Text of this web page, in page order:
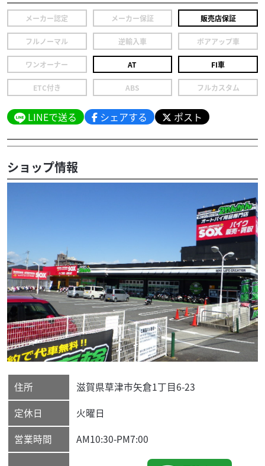
メーカー認定 メーカー保証 販売店保証
フルノーマル 逆輸入車 ボアアップ車
ワンオーナー AT FI車
ETC付き ABS フルカスタム
LINEで送る シェアする ポスト
ショップ情報
住所 滋賀県草津市矢倉1丁目6-23
定休日
火曜日
営業時間
AM10:30-PM7:00